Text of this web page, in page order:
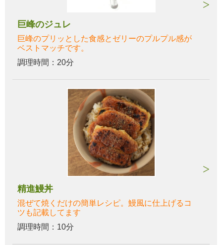
巨峰のジュレ
巨峰のプリッとした食感とゼリーのプルプル感が
ベストマッチです。
調理時間：20分
精進鰻丼
混ぜて焼くだけの簡単レシピ。鰻風に仕上げるコ
ツも記載してます
調理時間：10分